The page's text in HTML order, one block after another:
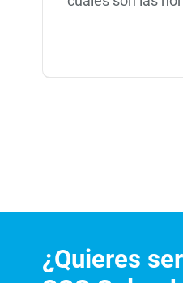
¿Quieres